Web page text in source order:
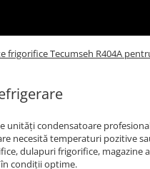
frigorifice Tecumseh R404A
unități condensatoare
necesită temperaturi pozitive
dulapuri frigorifice, magazine
condiții optime.